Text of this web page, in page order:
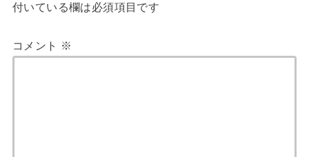
付いている欄は必須項目です
コメント ※